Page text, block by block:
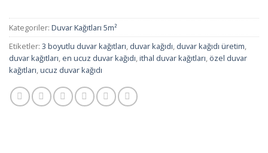
Kategoriler: Duvar Kağıtları 5m²
Etiketler: 3 boyutlu duvar kağıtları, duvar kağıdı, duvar kağıdı üretim,
duvar kağıtları, en ucuz duvar kağıdı,ithal duvar kağıtları, özel duvar
kağıtları,ucuz duvar kağıdı